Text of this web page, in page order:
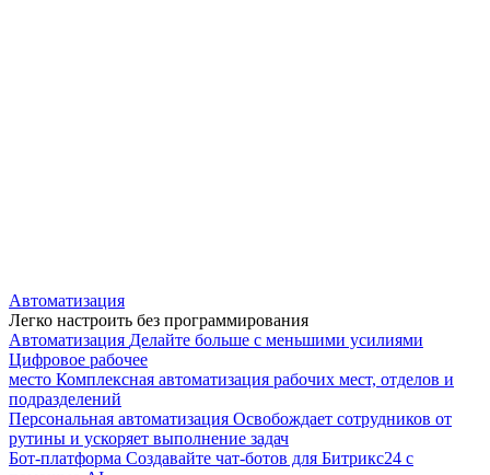
Автоматизация
Легко настроить без программирования
Автоматизация Делайте больше с меньшими усилиями
Цифровое рабочее
место Комплексная автоматизация рабочих мест, отделов и
подразделений
Персональная автоматизация Освобождает сотрудников от
рутины и ускоряет выполнение задач
Бот-платформа Создавайте чат-ботов для Битрикс24 с